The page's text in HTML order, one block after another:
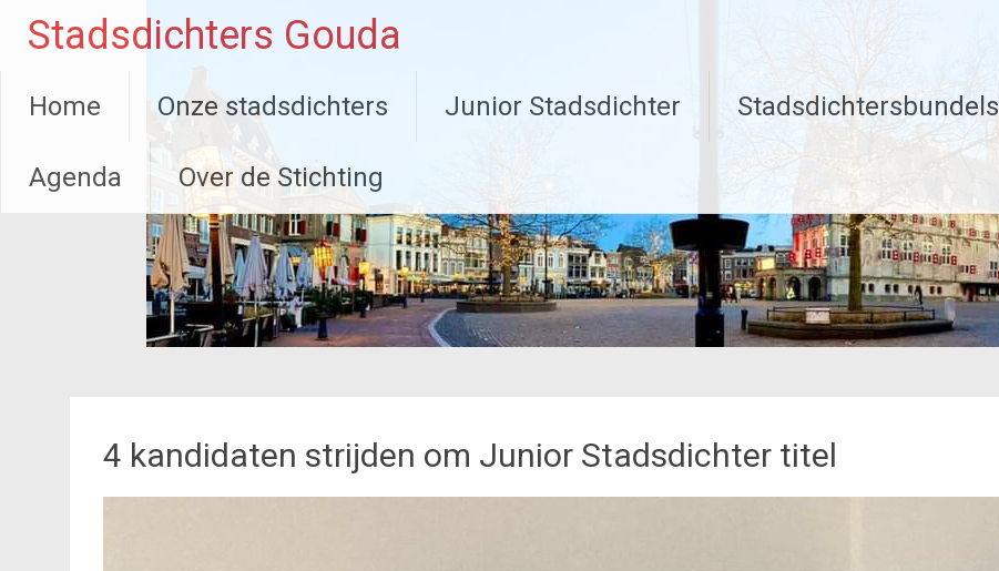
naar
inhoud
Stadsdichters Gouda
Home Onze stadsdichters Junior Stadsdichter Stadsdichtersbundels
Agenda Over de Stichting
4 kandidaten strijden om Junior Stadsdichter titel